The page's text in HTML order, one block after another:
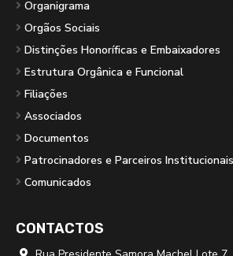
Organigrama
Orgãos Sociais
Distinções Honoríficas e Embaixadores
Estrutura Orgânica e Funcional
Filiações
Associados
Documentos
Patrocinadores e Parceiros Institucionais
Comunicados
CONTACTOS
